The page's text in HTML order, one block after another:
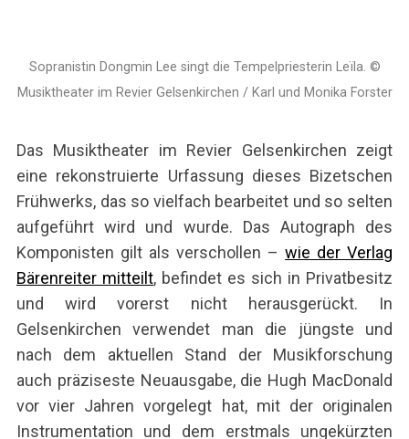
Sopranistin Dongmin Lee singt die Tempelpriesterin Leïla. ©
Musiktheater im Revier Gelsenkirchen / Karl und Monika Forster
Das Musiktheater im Revier Gelsenkirchen zeigt
eine rekonstruierte Urfassung dieses Bizetschen
Frühwerks, das so vielfach bearbeitet und so selten
aufgeführt wird und wurde. Das Autograph des
Komponisten gilt als verschollen –wie der Verlag
Bärenreiter mitteilt, befindet es sich in Privatbesitz
und wird vorerst nicht herausgerückt. In
Gelsenkirchen verwendet man die jüngste und
nach dem aktuellen Stand der Musikforschung
auch präziseste Neuausgabe, die Hugh MacDonald
vor vier Jahren vorgelegt hat, mit der originalen
Instrumentation und dem erstmals ungekürzten